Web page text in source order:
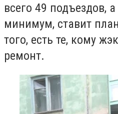
всего 49 подъездов,
минимум, ставит
того, есть те, кому
ремонт.